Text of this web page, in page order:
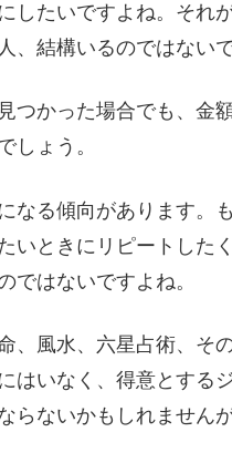
したいですよね。それ
結構いるのではないで
つかった場合でも、金
しょう。
なる傾向があります。
いときにリピートした
ではないですよね。
、風水、六星占術、そ
はいなく、得意とする
らないかもしれません